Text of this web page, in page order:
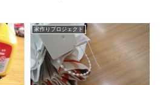
家作りプロジェクト